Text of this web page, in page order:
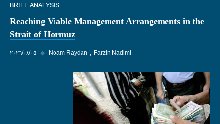
BRIEF ANALYSIS
Reaching Viable Management Arrangements in the
Strait of Hormuz
٠٥‏/٠٨‏/٢٠٢٦ ◆ Noam Raydan Farzin Nadimi